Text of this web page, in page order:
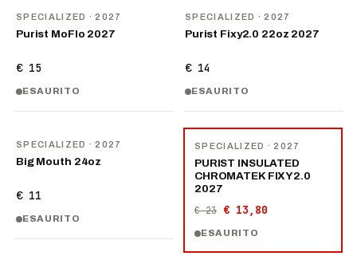
SPECIALIZED · 2027
Purist MoFlo 2027
€ 15
ESAURITO
SPECIALIZED · 2027
Purist Fixy2.0 22oz 2027
€ 14
ESAURITO
SPECIALIZED · 2027
Big Mouth 24oz
€ 11
ESAURITO
SPECIALIZED · 2027
PURIST INSULATED
CHROMATEK FIXY2.0
2027
€ 23 € 13,80
ESAURITO